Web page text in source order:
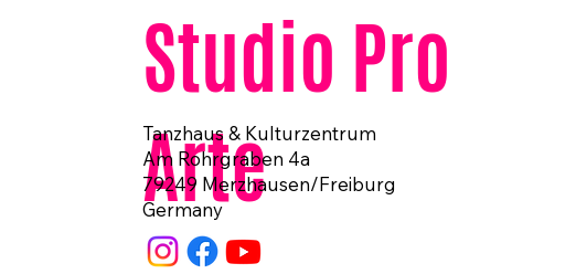
Studio Pro
Arte
Tanzhaus & Kulturzentrum
Am Rohrgraben 4a
79249 Merzhausen/Freiburg
Germany